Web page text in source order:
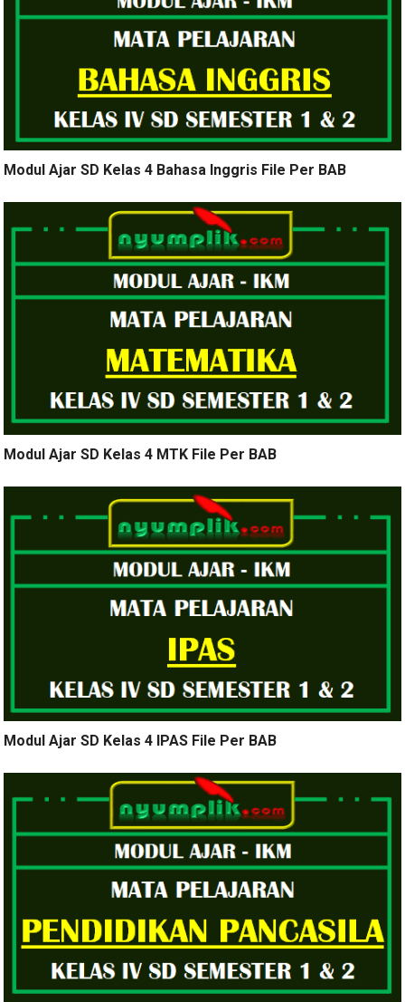
Modul Ajar SD Kelas 4 Bahasa Inggris File Per BAB
Modul Ajar SD Kelas 4 MTK File Per BAB
Modul Ajar SD Kelas 4 IPAS File Per BAB